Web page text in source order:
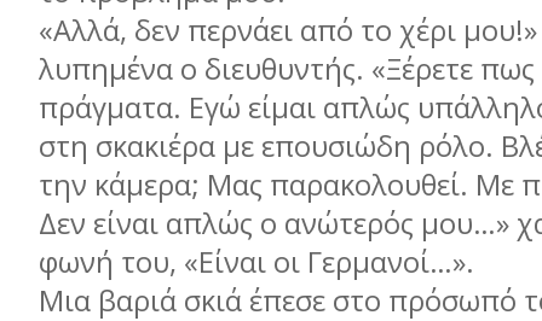
«Αλλά, δεν περνάει από το χέρι
λυπημένα ο διευθυντής. «Ξέρετε πως
πράγματα. Εγώ είμαι απλώς
στη σκακιέρα με επουσιώδη ρόλο.
την κάμερα; Μας παρακολουθεί. Με
Δεν είναι απλώς ο ανώτερός μου…»
φωνή του, «Είναι οι Γερμανοί…».
Μια βαριά σκιά έπεσε στο πρόσωπό